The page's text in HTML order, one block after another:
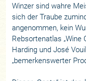
Winzer sind wahre
sich der Traube
angenommen, kein
Rebsortenatlas „Wine
Harding und José
„bemerkenswerter